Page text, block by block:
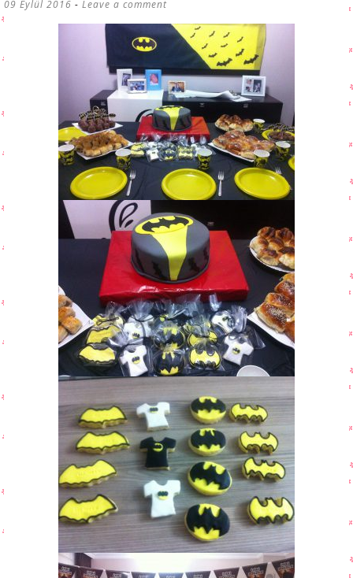
09 Eylül 2016 Leave a comment